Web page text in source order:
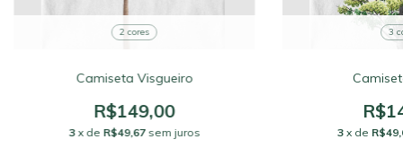
2 cores
Camiseta Visgueiro
R$149,00
3 x de R$49,67 sem juros
3
3 x de